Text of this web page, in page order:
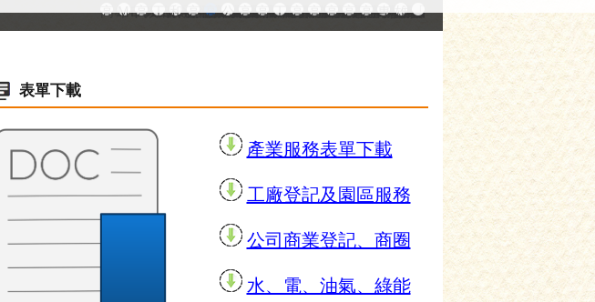
高雄市政府中小企業升級輔導網站
MEGABAY大港創艦
高雄金融科技創新園區
工廠登記線上申辦系統
和發產業園區
高雄工業資訊平台
高雄本洲產業園區服務中心
公司、商業登記主題網
高雄市友善商家
高雄市政府經濟發展局-工業管線查詢系統
工業管線防災教育資訊網
高雄市綠能管理資訊整合系統平台 - 綠能資訊
高雄市綠能管理資訊整合系統平台 -
高雄淨零商轉服務平台
高雄招商網
高雄會展網
專刊『雄心.大誌』
雄心高飛 創新經典
「我的E政府」入口網
表單下載
產業服務表單下載
工廠登記及園區服務
公司商業登記、商圈
水、電、油氣、綠能